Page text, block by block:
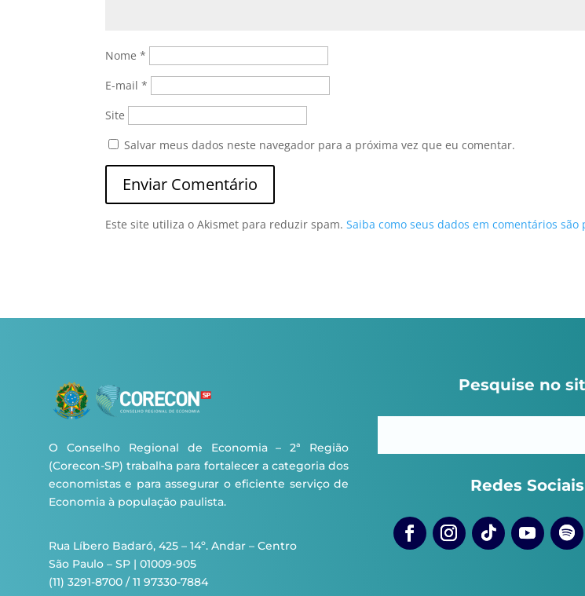
Nome*
E-mail*
Site
Salvar meus dados neste navegador para a próxima vez que eu comentar.
Este site utiliza o Akismet para reduzir spam.Saiba como seus dados em comentários são
O Conselho Regional de Economia – 2ª Região
(Corecon-SP) trabalha para fortalecer a categoria dos
economistas e para assegurar o eficiente serviço de
Economia à população paulista.
Rua Líbero Badaró, 425 – 14º. Andar – Centro
São Paulo – SP | 01009-905
(11) 3291-8700 / 11 97330-7884
Pesquise no
Redes Sociais